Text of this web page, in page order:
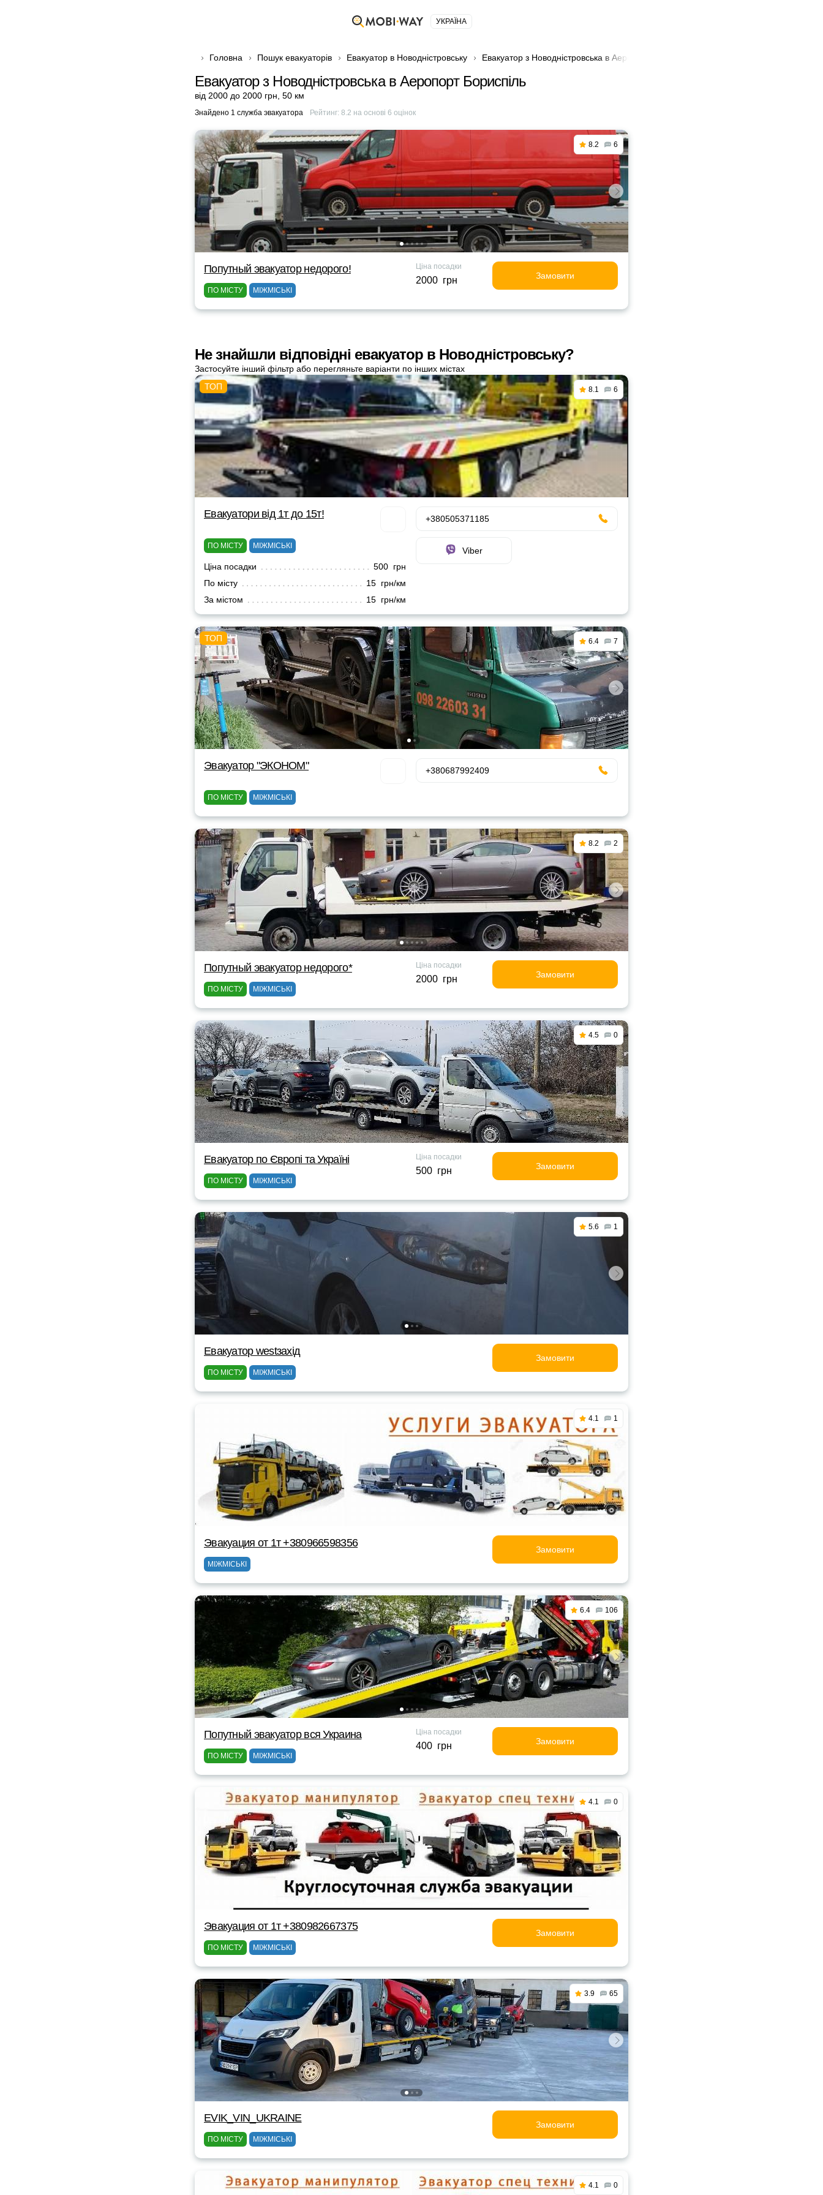
УКРАЇНА
Головна Пошук евакуаторів Евакуатор в Новодністровську Евакуатор з Новодністровська в Аеропорт Бориспіль
Евакуатор з Новодністровська в Аеропорт Бориспіль
від 2000 до 2000 грн 50 км
Знайдено 1 служба эвакуатора Рейтинг: 8.2 на основі 6 оцінок
8.2 6
Попутный эвакуатор недорого!
ПО МІСТУ МІЖМІСЬКІ
Ціна посадки
2000 грн Замовити
Не знайшли відповідні евакуатор в Новодністровську?
Застосуйте інший фільтр або перегляньте варіанти по інших містах
8.1 6
Евакуатори від 1т до 15т!
ПО МІСТУ МІЖМІСЬКІ
Ціна посадки
500 грн
По місту
15 грн/км
За містом
15 грн/км
+380505371185
Viber
6.4 7
Эвакуатор "ЭКОНОМ"
ПО МІСТУ МІЖМІСЬКІ
+380687992409
8.2 2
Попутный эвакуатор недорого*
ПО МІСТУ МІЖМІСЬКІ
Ціна посадки
2000 грн Замовити
4.5 0
Евакуатор по Європі та Україні
ПО МІСТУ МІЖМІСЬКІ
Ціна посадки
500 грн Замовити
5.6 1
Евакуатор westзахід
ПО МІСТУ МІЖМІСЬКІ
Замовити
4.1 1
Эвакуация от 1т +380966598356
МІЖМІСЬКІ
Замовити
6.4 106
Попутный эвакуатор вся Украина
ПО МІСТУ МІЖМІСЬКІ
Ціна посадки
400 грн Замовити
4.1 0
Эвакуация от 1т +380982667375
ПО МІСТУ МІЖМІСЬКІ
Замовити
3.9 65
EVIK_VIN_UKRAINE
ПО МІСТУ МІЖМІСЬКІ
Замовити
4.1 0